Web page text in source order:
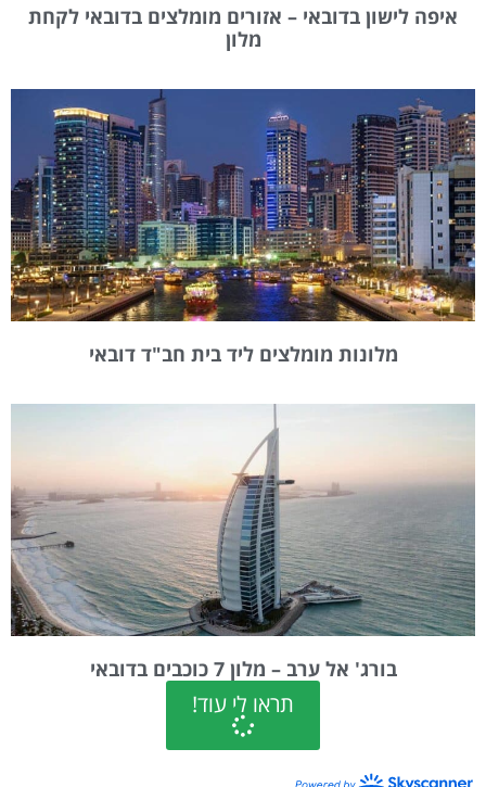
איפה לישון בדובאי – אזורים מומלצים בדובאי לקחת
מלון
מלונות מומלצים ליד בית חב"ד דובאי
בורג' אל ערב – מלון 7 כוכבים בדובאי
תראו לי עוד!